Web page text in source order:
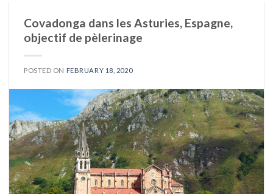
Covadonga dans les Asturies, Espagne,
objectif de pèlerinage
POSTED ON FEBRUARY 18, 2020